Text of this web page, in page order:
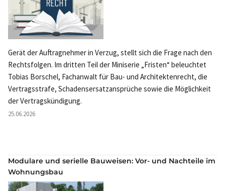
Gerät der Auftragnehmer in Verzug, stellt sich die Frage nach den
Rechtsfolgen. Im dritten Teil der Miniserie „Fristen“ beleuchtet
Tobias Borschel, Fachanwalt für Bau- und Architektenrecht, die
Vertragsstrafe, Schadensersatzansprüche sowie die Möglichkeit
der Vertragskündigung.
25.06.2026
Modulare und serielle Bauweisen: Vor- und Nachteile im
Wohnungsbau